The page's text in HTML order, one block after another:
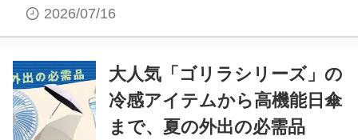
2026/07/16
大人気「ゴリラシリーズ」の
冷感アイテムから高機能日傘
まで、夏の外出の必需品